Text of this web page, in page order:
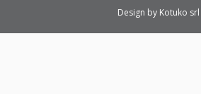
Design by Kotuko srl